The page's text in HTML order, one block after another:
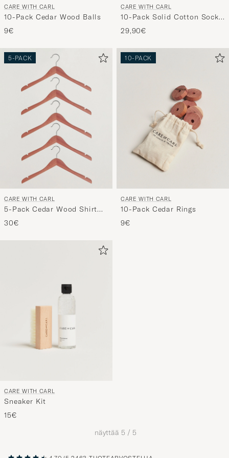
CARE WITH CARL
10-Pack Cedar Wood Balls
9€
CARE WITH CARL
10-Pack Solid Cotton Socks
BLACK
29,90€
5-PACK
CARE WITH CARL
5-Pack Cedar Wood Shirt
Hangers
30€
10-PACK
CARE WITH CARL
10-Pack Cedar Rings
9€
CARE WITH CARL
Sneaker Kit
15€
näyttää 5 / 5